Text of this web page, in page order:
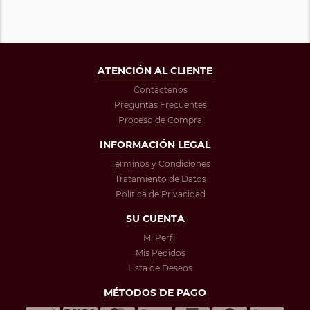
ATENCIÓN AL CLIENTE
Contáctenos
Preguntas Frecuentes
Proceso de Compra
INFORMACIÓN LEGAL
Términos y Condiciones
Tratamiento de Datos
Política de Privacidad
SU CUENTA
Mi Perfil
Mis Pedidos
Lista de Deseos
MÉTODOS DE PAGO